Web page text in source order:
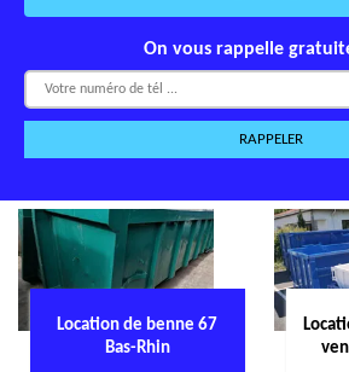
On vous rappelle
Location de benne 67
Bas-Rhin